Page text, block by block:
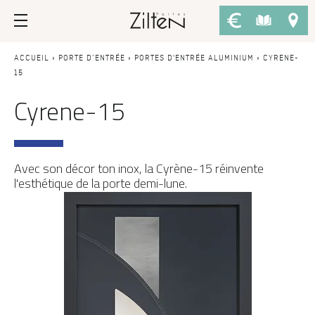
Nos portes d’entrée
Porte d’entrée
Porte de service
Porte grand trafic
Porte d'entrée sur-mesure
Portes d'entrée modernes
Portes d’entrée traditionnelles
Conseils
Savoir-faire
Design
Inspirations
Performances
ACCUEIL » PORTE D’ENTRÉE » PORTES D'ENTRÉE ALUMINIUM » CYRENE-
15
Cyrene-15
Avec son décor ton inox, la Cyrène-15 réinvente
l'esthétique de la porte demi-lune.